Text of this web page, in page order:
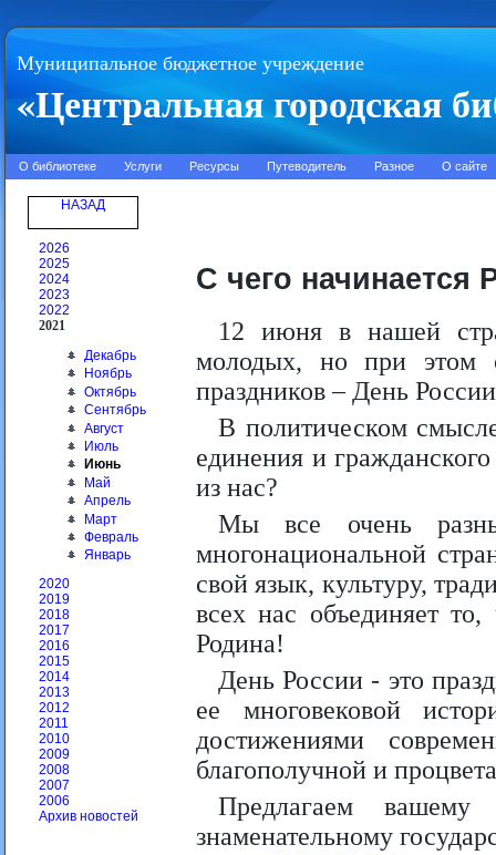
Муниципальное бюджетное учреждение
«Центральная городская
О библиотеке Услуги Ресурсы Путеводитель Разное О сайте
НАЗАД
2026
2025
2024
2023
2022
2021
Декабрь
Ноябрь
Октябрь
Сентябрь
Август
Июль
Июнь
Май
Апрель
Март
Февраль
Январь
2020
2019
2018
2017
2016
2015
2014
2013
2012
2011
2010
2009
2008
2007
2006
Архив новостей
С чего начинается
12 июня в нашей
молодых, но при этом
праздников – День
В политическом
единения и
из нас?
Мы все очень
многонациональной
свой язык, культуру,
всех нас объединяет
Родина!
День России - это
ее многовековой
достижениями
благополучной и
Предлагаем
знаменательному